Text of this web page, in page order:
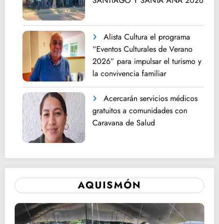
Alista Cultura el programa
“Eventos Culturales de Verano
2026” para impulsar el turismo y
la convivencia familiar
Acercarán servicios médicos
gratuitos a comunidades con
Caravana de Salud
AQUISMÓN